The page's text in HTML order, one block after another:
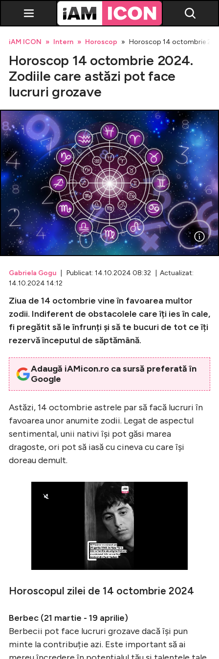
Breaking news
Evenimente
Emisiuni TV
Horoscop
Lifestyle
Celebrități
Intră în cont
iAM ICON Intern Horoscop Horoscop 14 octombrie
Horoscop 14 octombrie 2024.
Zodiile care astăzi pot face
lucruri grozave
Gabriela Gogu | Publicat: 14.10.2024 08:32 | Actualizat:
14.10.2024 14:12
Ziua de 14 octombrie vine în favoarea multor
zodii. Indiferent de obstacolele care îți ies în cale,
fi pregătit să le înfrunți și să te bucuri de tot ce îți
rezervă începutul de săptămână.
Adaugă iAMicon.ro ca sursă preferată în
Google
Astăzi, 14 octombrie astrele par să facă lucruri în
favoarea unor anumite zodii. Legat de aspectul
sentimental, unii nativi își pot găsi marea
dragoste, ori pot să iasă cu cineva cu care își
doreau demult.
Horoscopul zilei de 14 octombrie 2024
Berbec (21 martie - 19 aprilie)
Berbecii pot face lucruri grozave dacă își pun
minte la contribuție azi. Este important să ai